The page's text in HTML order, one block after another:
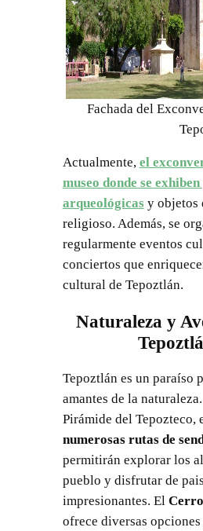
Fachada del
Actualmente, el
museo donde se
arqueológicasy objetos
religioso. Además, se
regularmente eventos
conciertos que
cultural de Tepoztlán.
Naturaleza y
Tepoztlán es un paraíso
amantes de la
Pirámide del Tepozteco,
numerosas rutas de
permitirán explorar los
pueblo y disfrutar de
impresionantes. El
ofrece diversas